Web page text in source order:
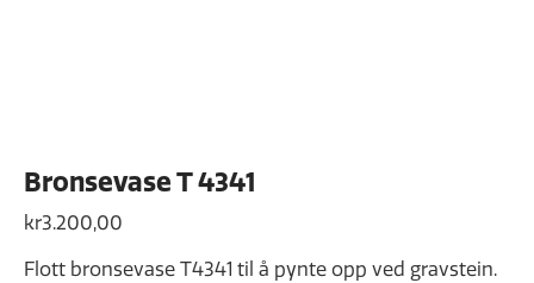
Bronsevase T 4341
kr3.200,00
Flott bronsevase T4341 til å pynte opp ved gravstein.